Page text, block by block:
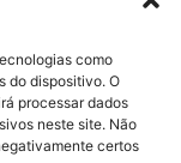
como
do dispositivo. O
processar dados
neste site. Não
certos